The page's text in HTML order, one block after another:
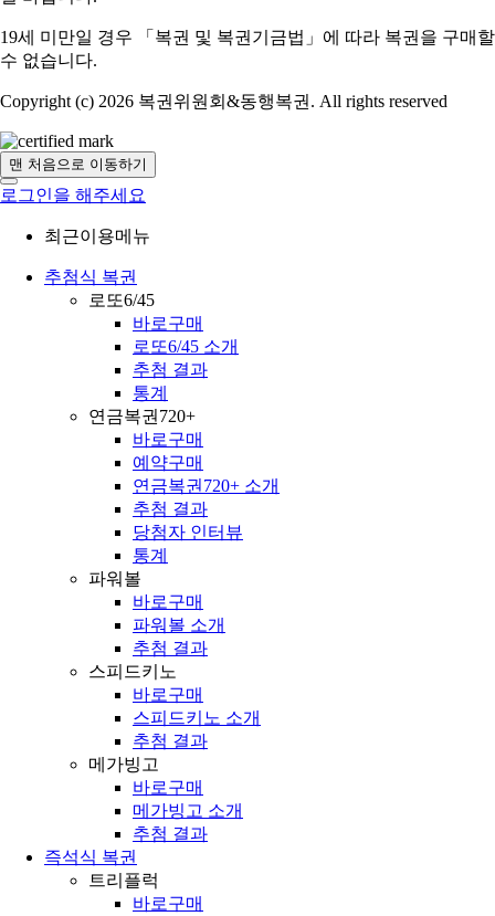
19세 미만일 경우 「복권 및 복권기금법」에 따라 복권을 구매할
수 없습니다.
Copyright (c) 2026 복권위원회&동행복권. All rights reserved
맨 처음으로 이동하기
로그인을 해주세요
최근이용메뉴
추첨식 복권
로또6/45
바로구매
로또6/45 소개
추첨 결과
통계
연금복권720+
바로구매
예약구매
연금복권720+ 소개
추첨 결과
당첨자 인터뷰
통계
파워볼
바로구매
파워볼 소개
추첨 결과
스피드키노
바로구매
스피드키노 소개
추첨 결과
메가빙고
바로구매
메가빙고 소개
추첨 결과
즉석식 복권
트리플럭
바로구매